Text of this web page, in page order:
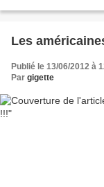
Les
Publié le 13/06/2012 à
Par gigette